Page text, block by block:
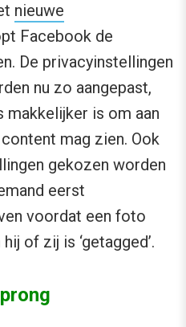
nieuwe
Facebook de
De privacyinstellingen
nu zo aangepast,
is om aan
mag zien. Ook
gekozen worden
eerst
voordat een foto
of zij is ‘getagged’.